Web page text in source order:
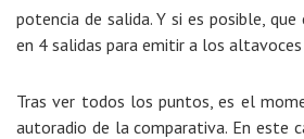
potencia de salida. Y si es posible,
en 4 salidas para emitir a los altavoces
Tras ver todos los puntos, es el
autoradio de la comparativa. En este